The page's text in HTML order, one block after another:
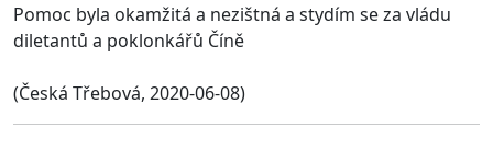
Pomoc byla okamžitá a nezištná a stydím se za vládu
diletantů a poklonkářů Číně
(Česká Třebová, 2020-06-08)